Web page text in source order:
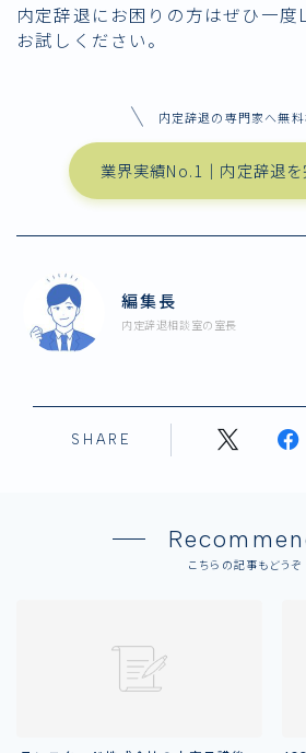
内定辞退にお困りの方はぜひ一度
お試しください。
内定辞退の専門家へ無
業界実績No.1｜内定辞退
編集長
内定辞退相談室の室長
SHARE
こちらの記事もどうぞ